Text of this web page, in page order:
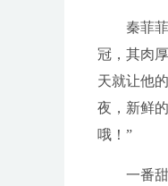
秦菲菲指
冠，其肉
天就让他
夜，新鲜
哦！”
一番甜言